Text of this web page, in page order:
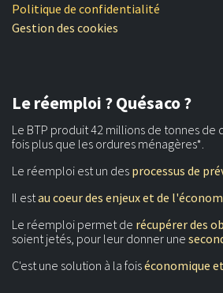
Politique de confidentialité
Gestion des cookies
Le réemploi ? Quésaco ?
Le BTP produit 42 millions de tonnes de
fois plus que les ordures ménagères*.
Le réemploi est un des processus de
Il estau coeur des enjeux et de
Le réemploi permet de récupérer des
soient jetés, pour leur donner une
C'est une solution à la foiséconomique